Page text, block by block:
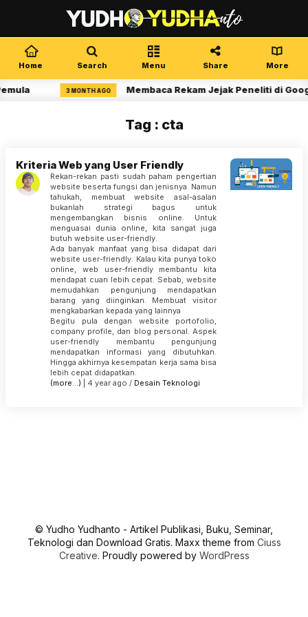
Home Search Menu Share More
3 MONTH AGO Membaca Rekam Jejak Peneliti di
Tag : cta
Kriteria Web yang User Friendly
Rekan-rekan pasti sudah paham pengertian
website beserta fungsi dan jenisnya. Namun
tahukah, membuat website asal-asalan
bukanlah strategi bagus untuk
mengembangkan bisnis online. Untuk
menguasai dunia online, kita sangat juga
butuh website user-friendly.
Ada banyak manfaat yang bisa didapat dari
website user-friendly. Kalau kita punya toko
online, web user-friendly membantu kita
mendapat cuan lebih cepat. Sebab, website
memudahkan pengunjung mendapatkan
barang yang diinginkan. Membuat visitor
mengkabarkan kepada yang lainnya
Begitu pula dengan website portofolio,
company profile, dan blog personal. Aspek
user-friendly membantu pengunjung
mendapatkan informasi yang dibutuhkan.
Hingga akhirnya kesempatan kerja sama bisa
lebih cepat didapatkan.
(more…) | 4 year ago / Desain Teknologi
© Yudho Yudhanto - Artikel Publikasi, Buku, Seminar,
Teknologi dan Download Gratis. Maxx theme from Ciuss
Creative. Proudly powered by WordPress